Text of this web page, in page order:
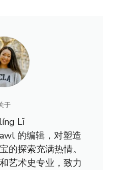
于
Lǐ
的编辑，对塑造
的探索充满热情。
艺术史专业，致力